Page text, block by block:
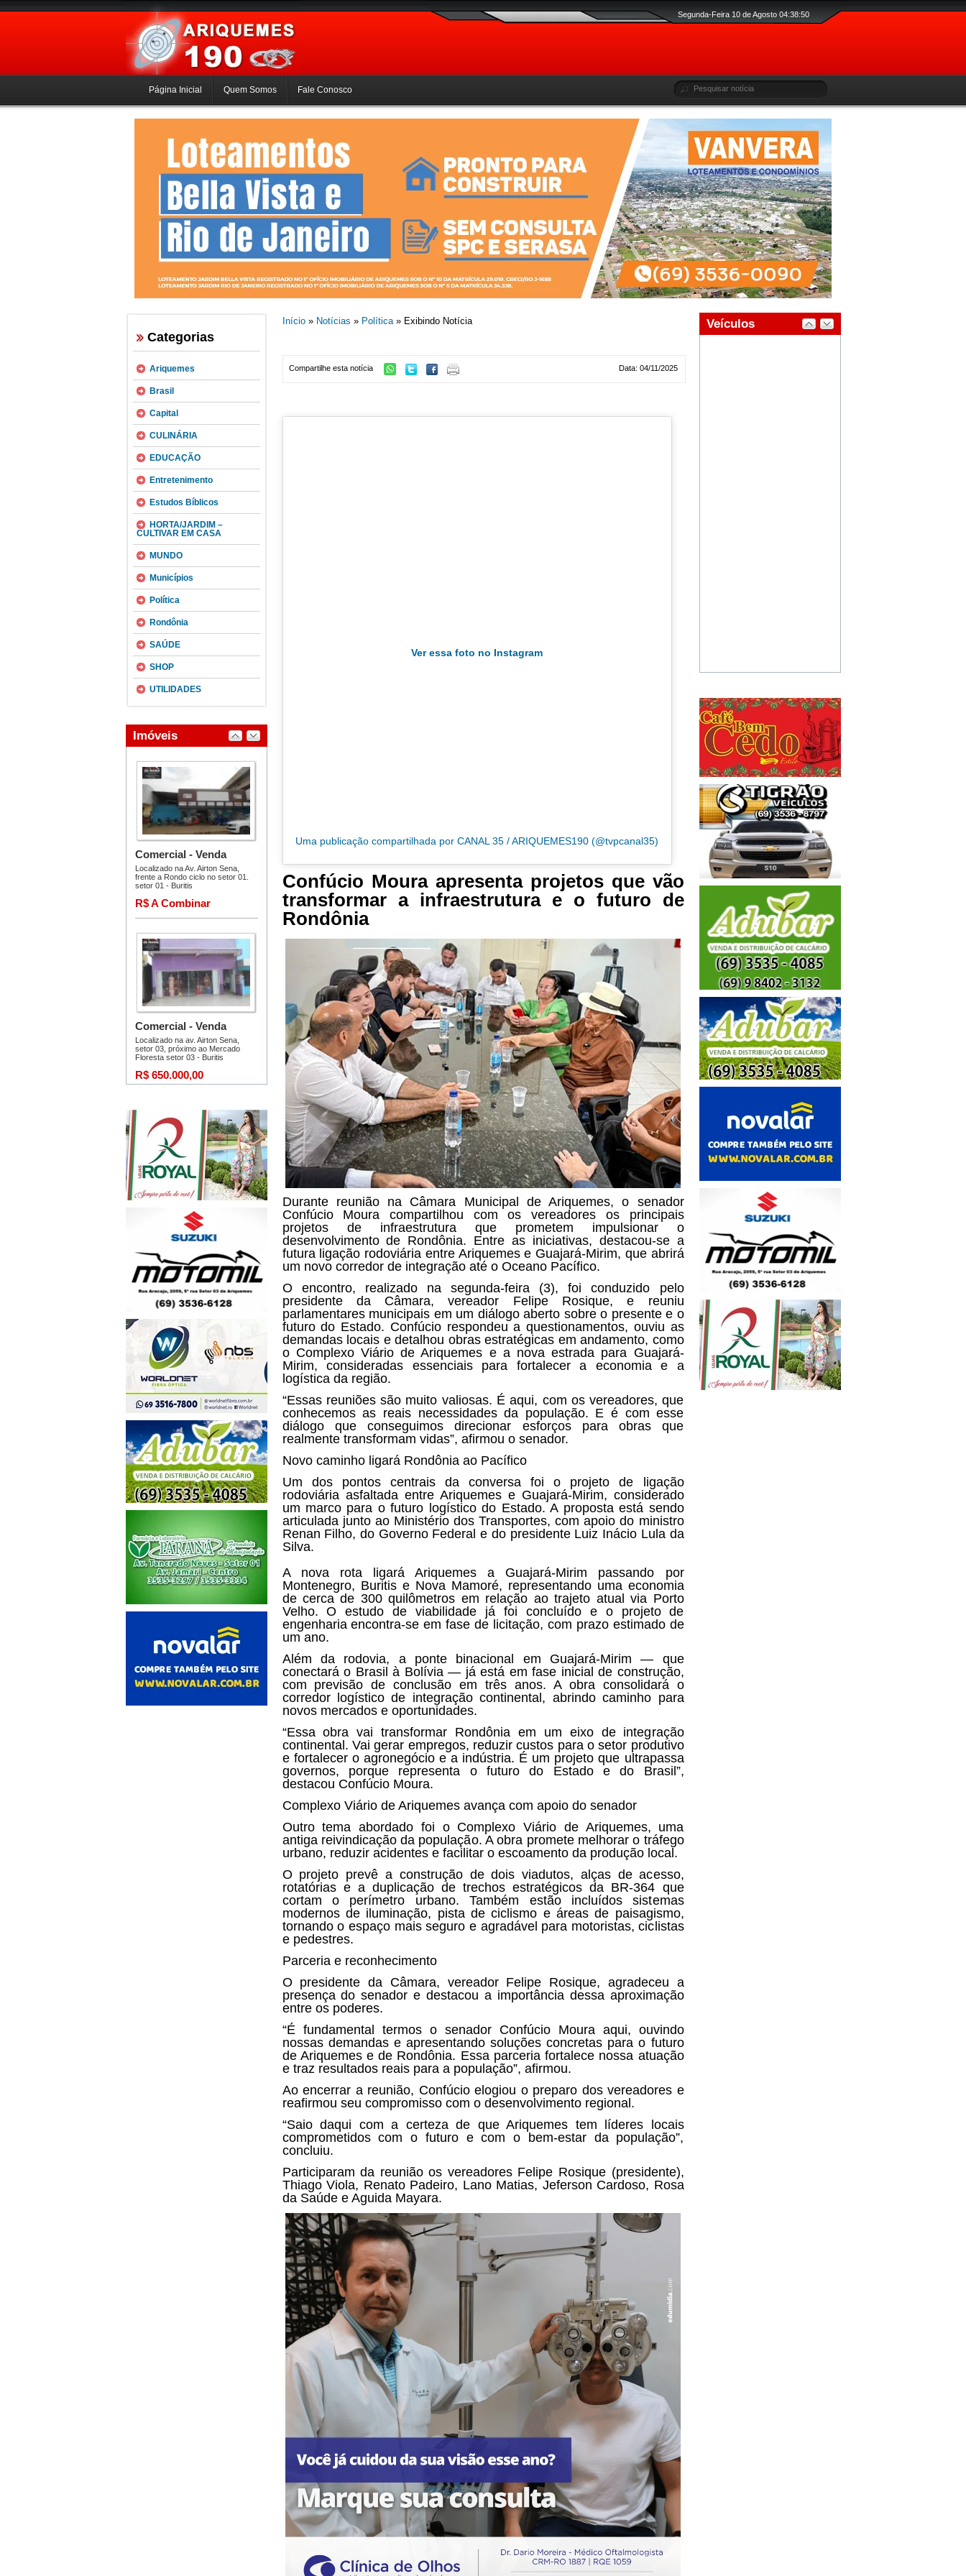
Segunda-Feira 10 de Agosto 04:38:51
Página Inicial Quem Somos Fale Conosco
Categorias
Ariquemes
Brasil
Capital
CULINÁRIA
EDUCAÇÃO
Entretenimento
Estudos Bíblicos
HORTA/JARDIM –
CULTIVAR EM CASA
MUNDO
Municípios
Política
Rondônia
SAÚDE
SHOP
UTILIDADES
Início» Notícias » Política» Exibindo Notícia
Data: 04/11/2025
Compartilhe esta notícia
Ver essa foto no Instagram
Uma publicação compartilhada por CANAL 35 / ARIQUEMES190 (@tvpcanal35)
Confúcio Moura apresenta projetos que vão
transformar a infraestrutura e o futuro de
Rondônia
Durante reunião na Câmara Municipal de Ariquemes, o senador
Confúcio Moura compartilhou com os vereadores os principais
projetos de infraestrutura que prometem impulsionar o
desenvolvimento de Rondônia. Entre as iniciativas, destacou-se a
futura ligação rodoviária entre Ariquemes e Guajará-Mirim, que abrirá
um novo corredor de integração até o Oceano Pacífico.
O encontro, realizado na segunda-feira (3), foi conduzido pelo
presidente da Câmara, vereador Felipe Rosique, e reuniu
parlamentares municipais em um diálogo aberto sobre o presente e o
futuro do Estado. Confúcio respondeu a questionamentos, ouviu as
demandas locais e detalhou obras estratégicas em andamento, como
o Complexo Viário de Ariquemes e a nova estrada para Guajará-
Mirim, consideradas essenciais para fortalecer a economia e a
logística da região.
“Essas reuniões são muito valiosas. É aqui, com os vereadores, que
conhecemos as reais necessidades da população. E é com esse
diálogo que conseguimos direcionar esforços para obras que
realmente transformam vidas”, afirmou o senador.
Novo caminho ligará Rondônia ao Pacífico
Um dos pontos centrais da conversa foi o projeto de ligação
rodoviária asfaltada entre Ariquemes e Guajará-Mirim, considerado
um marco para o futuro logístico do Estado. A proposta está sendo
articulada junto ao Ministério dos Transportes, com apoio do ministro
Renan Filho, do Governo Federal e do presidente Luiz Inácio Lula da
Silva.
A nova rota ligará Ariquemes a Guajará-Mirim passando por
Montenegro, Buritis e Nova Mamoré, representando uma economia
de cerca de 300 quilômetros em relação ao trajeto atual via Porto
Velho. O estudo de viabilidade já foi concluído e o projeto de
engenharia encontra-se em fase de licitação, com prazo estimado de
um ano.
Além da rodovia, a ponte binacional em Guajará-Mirim — que
conectará o Brasil à Bolívia — já está em fase inicial de construção,
com previsão de conclusão em três anos. A obra consolidará o
corredor logístico de integração continental, abrindo caminho para
novos mercados e oportunidades.
“Essa obra vai transformar Rondônia em um eixo de integração
continental. Vai gerar empregos, reduzir custos para o setor produtivo
e fortalecer o agronegócio e a indústria. É um projeto que ultrapassa
governos, porque representa o futuro do Estado e do Brasil”,
destacou Confúcio Moura.
Complexo Viário de Ariquemes avança com apoio do senador
Outro tema abordado foi o Complexo Viário de Ariquemes, uma
antiga reivindicação da população. A obra promete melhorar o tráfego
urbano, reduzir acidentes e facilitar o escoamento da produção local.
O projeto prevê a construção de dois viadutos, alças de acesso,
rotatórias e a duplicação de trechos estratégicos da BR-364 que
cortam o perímetro urbano. Também estão incluídos sistemas
modernos de iluminação, pista de ciclismo e áreas de paisagismo,
tornando o espaço mais seguro e agradável para motoristas, ciclistas
e pedestres.
Parceria e reconhecimento
O presidente da Câmara, vereador Felipe Rosique, agradeceu a
presença do senador e destacou a importância dessa aproximação
entre os poderes.
“É fundamental termos o senador Confúcio Moura aqui, ouvindo
nossas demandas e apresentando soluções concretas para o futuro
de Ariquemes e de Rondônia. Essa parceria fortalece nossa atuação
e traz resultados reais para a população”, afirmou.
Ao encerrar a reunião, Confúcio elogiou o preparo dos vereadores e
reafirmou seu compromisso com o desenvolvimento regional.
“Saio daqui com a certeza de que Ariquemes tem líderes locais
comprometidos com o futuro e com o bem-estar da população”,
concluiu.
Participaram da reunião os vereadores Felipe Rosique (presidente),
Thiago Viola, Renato Padeiro, Lano Matias, Jeferson Cardoso, Rosa
da Saúde e Aguida Mayara.